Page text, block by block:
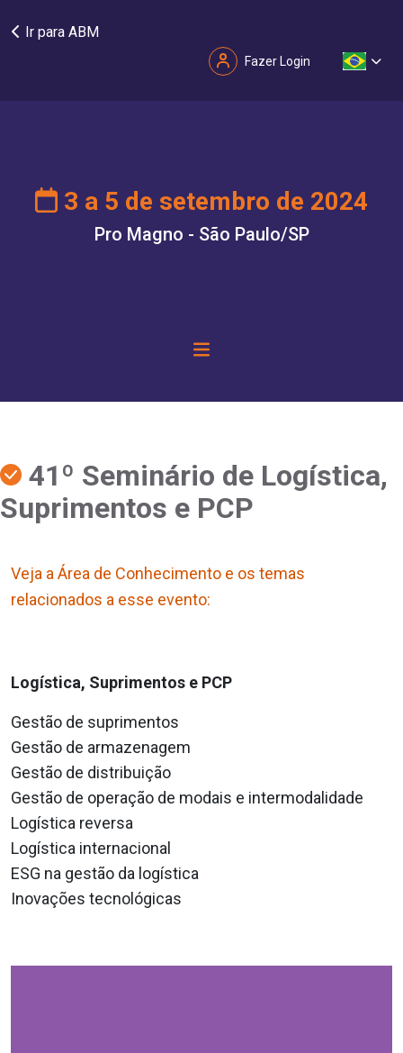
Ir para ABM
Fazer Login
3 a 5 de setembro de 2024
Pro Magno - São Paulo/SP
41º Seminário de Logística,
Suprimentos e PCP
Veja a Área de Conhecimento e os temas
relacionados a esse evento:
Logística, Suprimentos e PCP
Gestão de suprimentos
Gestão de armazenagem
Gestão de distribuição
Gestão de operação de modais e intermodalidade
Logística reversa
Logística internacional
ESG na gestão da logística
Inovações tecnológicas